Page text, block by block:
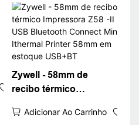
Zywell - 58mm de
recibo térmico
Bluetooth Connect Min
Adicionar Ao Carrinho